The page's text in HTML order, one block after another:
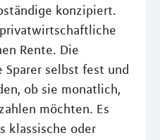
konzipiert.
Rente. Die
selbst fest und
ob sie monatlich,
möchten. Es
klassische oder